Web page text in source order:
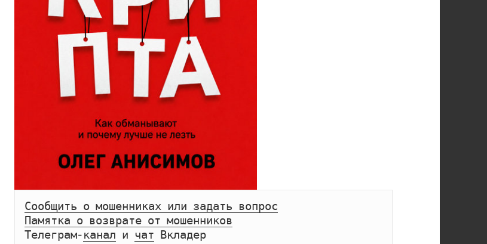
Сообщить о мошенниках или задать вопрос
Памятка о возврате от мошенников
Телеграм- канал и чат
Вкладер